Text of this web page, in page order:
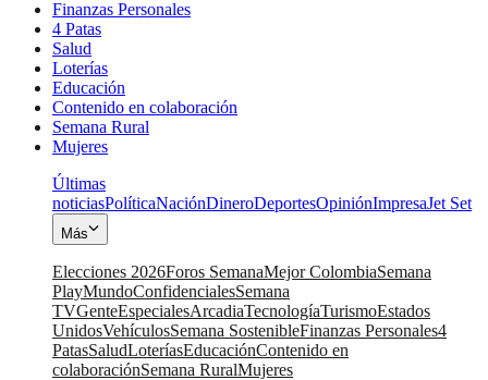
Finanzas Personales
4 Patas
Salud
Loterías
Educación
Contenido en colaboración
Semana Rural
Mujeres
Últimas
noticiasPolíticaNaciónDineroDeportesOpiniónImpresaJet Set
Más
Elecciones 2026Foros SemanaMejor ColombiaSemana
PlayMundoConfidencialesSemana
TVGenteEspecialesArcadiaTecnologíaTurismoEstados
UnidosVehículosSemana SostenibleFinanzas Personales4
PatasSaludLoteríasEducaciónContenido en
colaboraciónSemana RuralMujeres